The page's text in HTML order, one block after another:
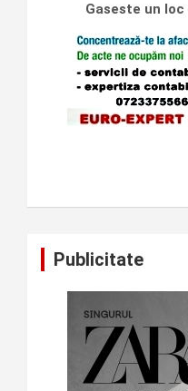
Gaseste un
Publicitate